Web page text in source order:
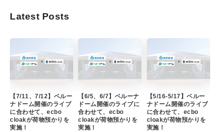
Latest Posts
【7/11、7/12】ベルー
ナドーム開催のライブ
に合わせて、ecbo
cloakが荷物預かりを
実施！
【6/5、6/7】ベルーナ
ドーム開催のライブに
合わせて、ecbo
cloakが荷物預かりを
実施！
【5/16-5/17】ベルー
ナドーム開催のライブ
に合わせて、ecbo
cloakが荷物預かりを
実施！